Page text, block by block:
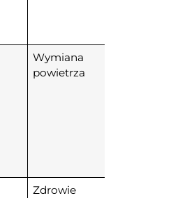
Wymiana
powietrza
Zdrowie